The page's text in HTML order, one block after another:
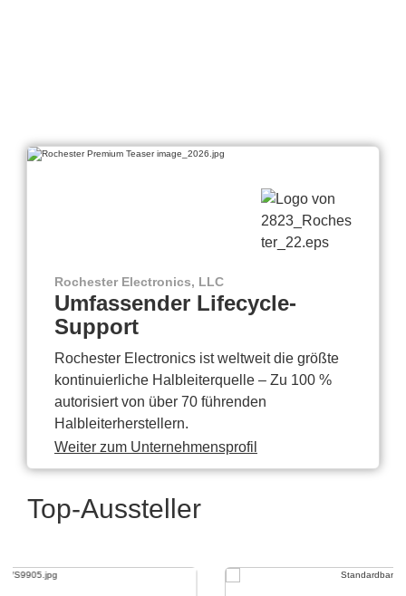
Rochester Electronics, LLC
Umfassender Lifecycle-
Support
Rochester Electronics ist weltweit die größte
kontinuierliche Halbleiterquelle – Zu 100 %
autorisiert von über 70 führenden
Halbleiterherstellern.
Weiter zum Unternehmensprofil
Top-Aussteller